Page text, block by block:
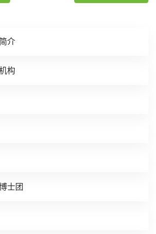
介
构
士团